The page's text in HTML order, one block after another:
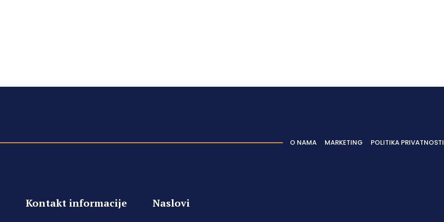
O NAMA MARKETING POLITIKA PRIVATNOSTI
Kontakt informacije Naslovi